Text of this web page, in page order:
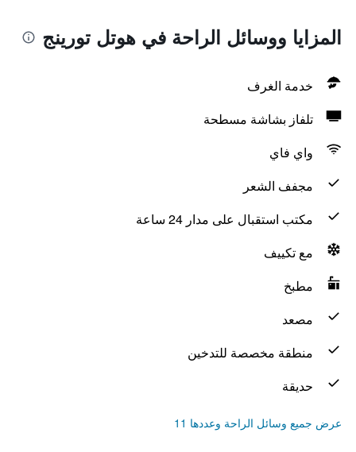
المزايا ووسائل الراحة في هوتل تورينج
خدمة الغرف
تلفاز بشاشة مسطحة
واي فاي
مجفف الشعر
مكتب استقبال على مدار 24 ساعة
مع تكييف
مطبخ
مصعد
منطقة مخصصة للتدخين
حديقة
عرض جميع وسائل الراحة وعددها 11